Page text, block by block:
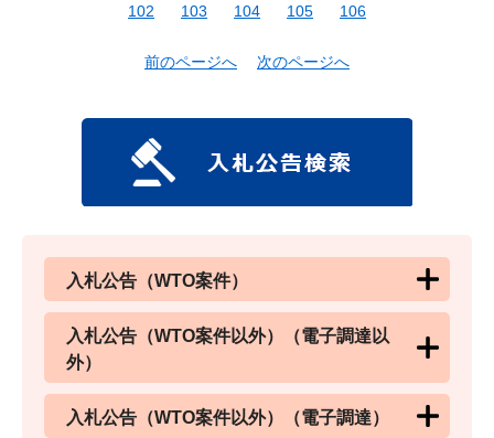
102
103 104 105 106
前のページへ 次のページへ
入札公告（WTO案件）
入札公告（WTO案件以外）（電子調達以
外）
入札公告（WTO案件以外）（電子調達）